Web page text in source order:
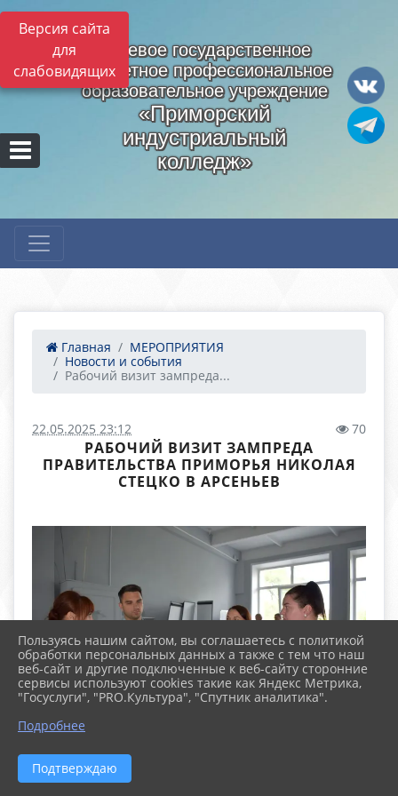
Версия сайта
для
слабовидящих
Краевое государственное
бюджетное профессиональное
образовательное учреждение
«Приморский
индустриальный
колледж»
Главная
МЕРОПРИЯТИЯ
Новости и события
Рабочий визит зампреда...
22.05.2025 23:12 70
РАБОЧИЙ ВИЗИТ ЗАМПРЕДА
ПРАВИТЕЛЬСТВА ПРИМОРЬЯ НИКОЛАЯ
СТЕЦКО В АРСЕНЬЕВ
Пользуясь нашим сайтом, вы соглашаетесь с политикой
обработки персональных данных а также с тем что наш
веб-сайт и другие подключенные к веб-сайту сторонние
сервисы используют cookies такие как Яндекс Метрика,
"Госуслуги", "PRO.Культура", "Спутник аналитика".
Подробнее
Подтверждаю